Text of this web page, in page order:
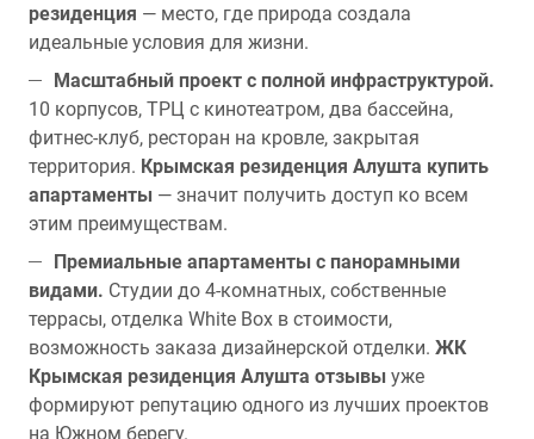
резиденция — место, где природа создала
идеальные условия для жизни.
Масштабный проект с полной инфраструктурой.
10 корпусов, ТРЦ с кинотеатром, два бассейна,
фитнес-клуб, ресторан на кровле, закрытая
территория. Крымская резиденция Алушта купить
апартаменты — значит получить доступ ко всем
этим преимуществам.
Премиальные апартаменты с панорамными
видами. Студии до 4-комнатных, собственные
террасы, отделка White Box в стоимости,
возможность заказа дизайнерской отделки. ЖК
Крымская резиденция Алушта отзывы уже
формируют репутацию одного из лучших проектов
на Южном берегу.